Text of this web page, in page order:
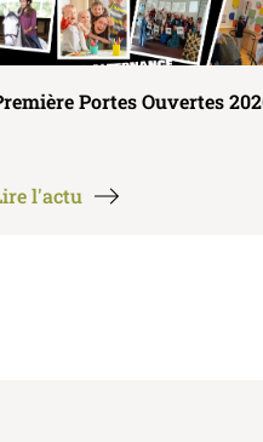
Terminales Bac Pro CGEA
action
l'actu